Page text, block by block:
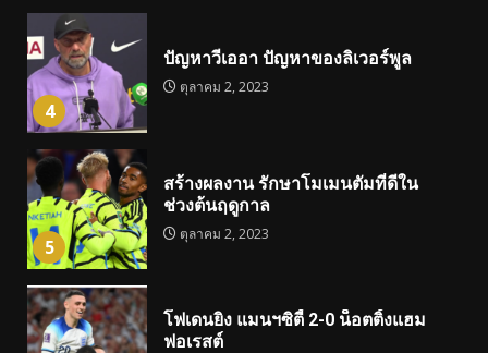
4
ปัญหาวีเออา ปัญหาของลิเวอร์พูล
ตุลาคม 2, 2023
5
สร้างผลงาน รักษาโมเมนตัมที่ดีใน
ช่วงต้นฤดูกาล
ตุลาคม 2, 2023
โฟเดนยิง แมนฯซิตี้ 2-0 น็อตติ้งแฮม
ฟอเรสต์